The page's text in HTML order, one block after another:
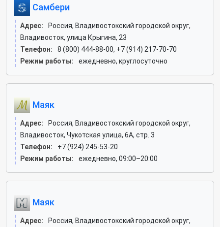
Самбери
Адрес:
Россия, Владивостокский городской округ,
Владивосток, улица Крыгина, 23
Телефон:
8 (800) 444-88-00, +7 (914) 217-70-70
Режим работы:
ежедневно, круглосуточно
Маяк
Адрес:
Россия, Владивостокский городской округ,
Владивосток, Чукотская улица, 6А, стр. 3
Телефон:
+7 (924) 245-53-20
Режим работы:
ежедневно, 09:00–20:00
Маяк
Адрес:
Россия, Владивостокский городской округ,